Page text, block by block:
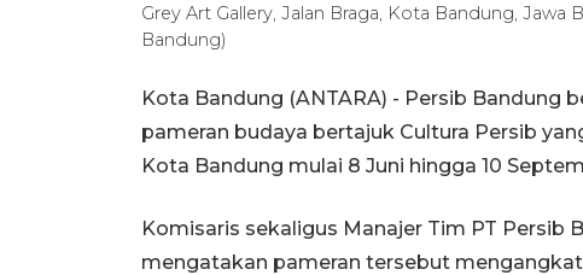
Grey Art Gallery, Jalan Braga, Kota Bandung, Jawa
Bandung)
Kota Bandung (ANTARA) - Persib Bandung
pameran budaya bertajuk Cultura Persib
Kota Bandung mulai 8 Juni hingga 10
Komisaris sekaligus Manajer Tim PT Persib
mengatakan pameran tersebut